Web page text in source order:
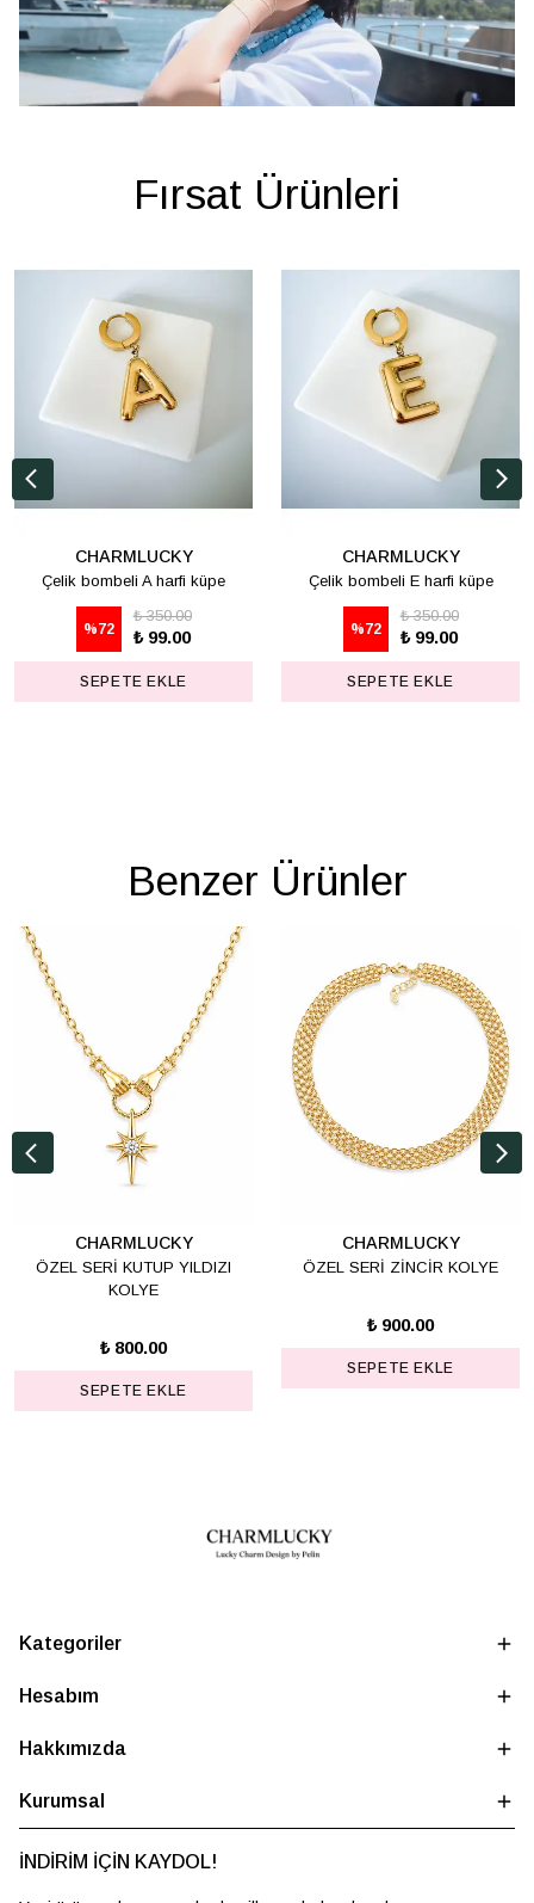
Fırsat Ürünleri
CHARMLUCKY
Çelik bombeli A harfi küpe
%72
₺ 350.00
₺ 99.00
SEPETE EKLE
CHARMLUCKY
Çelik bombeli E harfi küpe
%72
₺ 350.00
₺ 99.00
SEPETE EKLE
Benzer Ürünler
CHARMLUCKY
ÖZEL SERİ KUTUP YILDIZI
KOLYE
₺ 800.00
SEPETE EKLE
CHARMLUCKY
ÖZEL SERİ ZİNCİR KOLYE
₺ 900.00
SEPETE EKLE
Kategoriler
Hesabım
Hakkımızda
Kurumsal
İNDİRİM İÇİN KAYDOL!